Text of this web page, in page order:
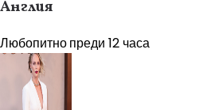
Англия
Любопитнопреди 12 часа